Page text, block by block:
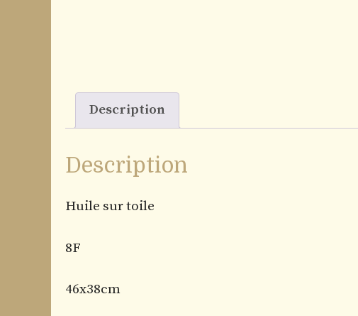
Description
Description
Huile sur toile
8F
46x38cm